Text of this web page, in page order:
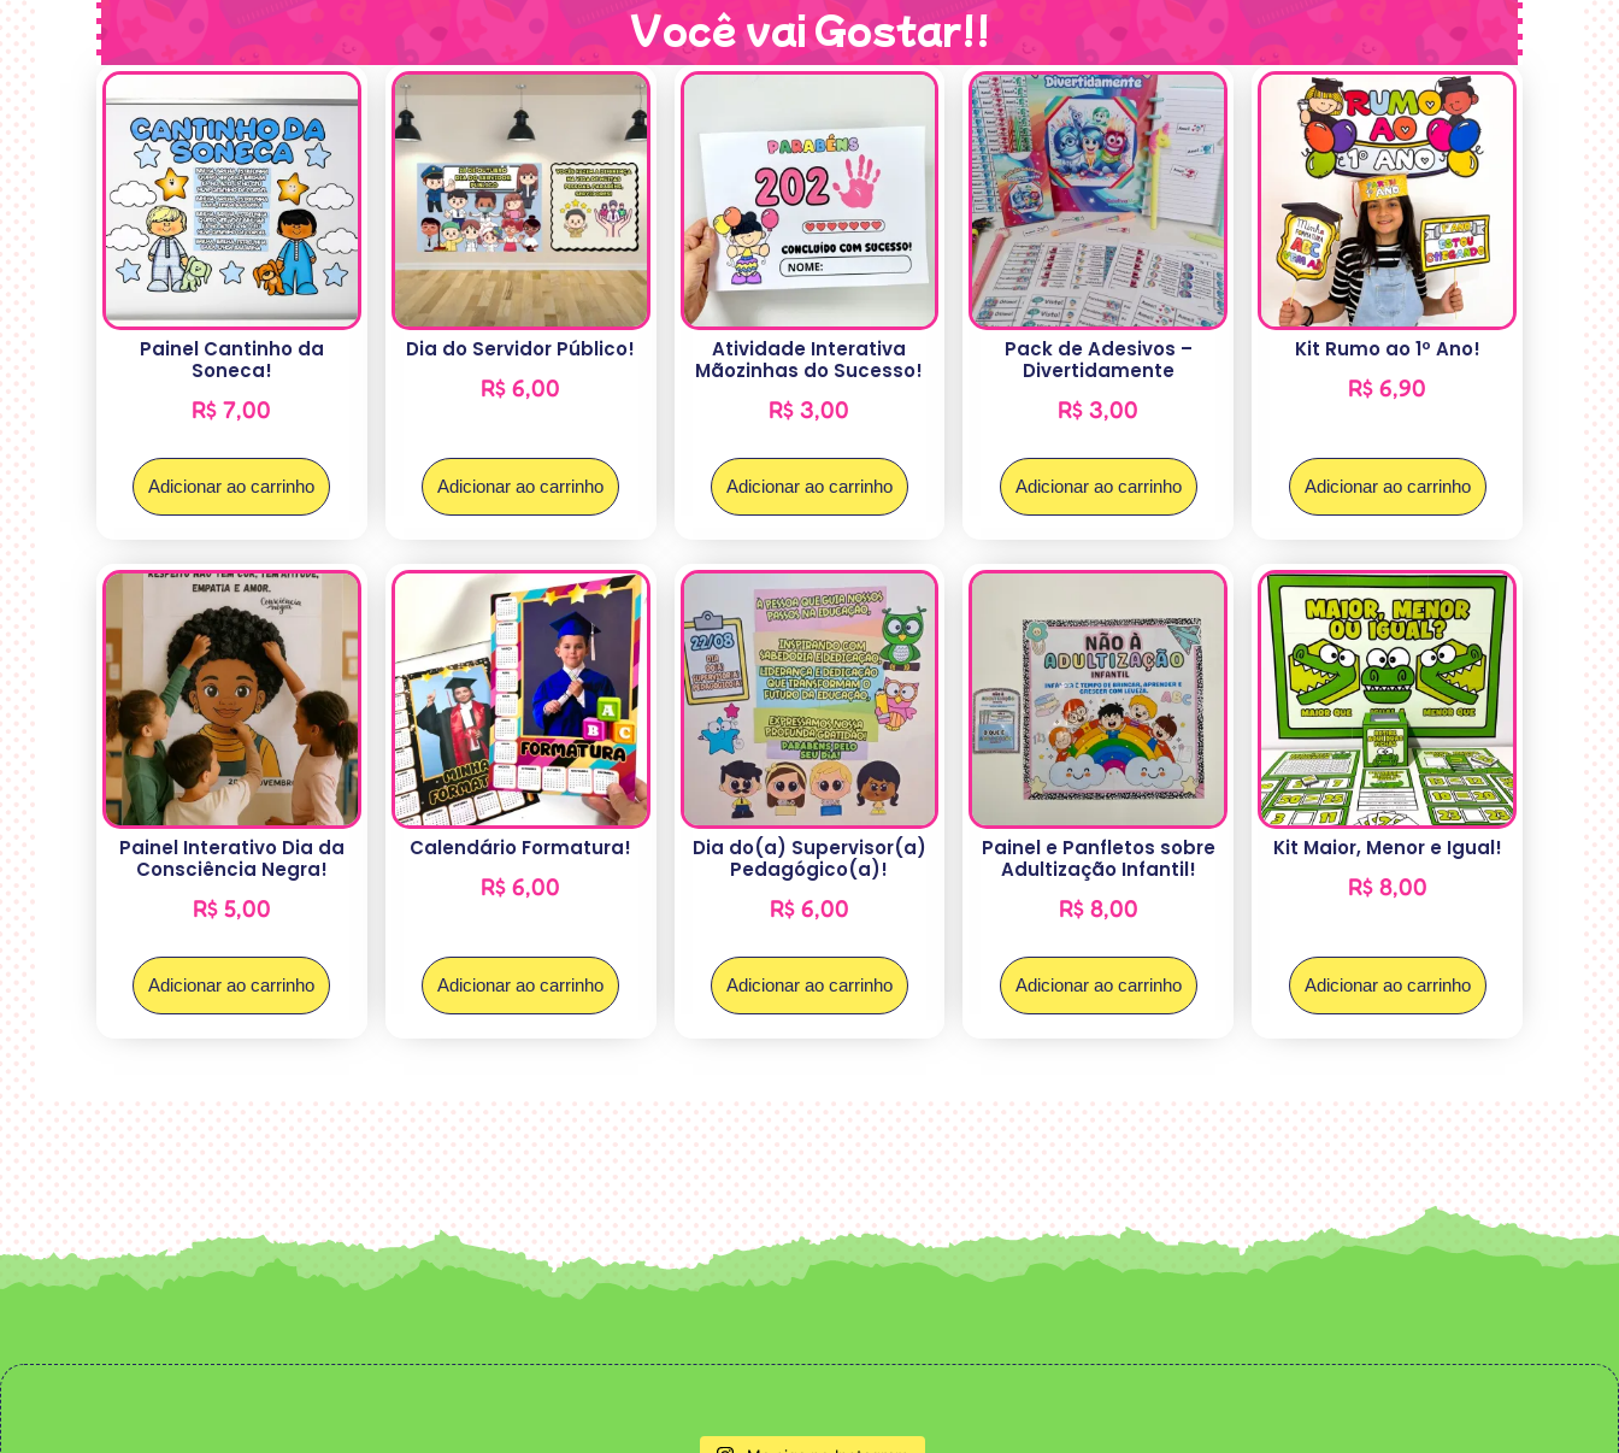
Você vai Gostar!!
Painel Cantinho da
Soneca!
R$ 7,00
Adicionar ao carrinho
Dia do Servidor Público!
R$ 6,00
Adicionar ao carrinho
Atividade Interativa
Mãozinhas do Sucesso!
R$ 3,00
Adicionar ao carrinho
Pack de Adesivos –
Divertidamente
R$ 3,00
Adicionar ao carrinho
Kit Rumo ao 1º Ano!
R$ 6,90
Adicionar ao carrinho
Painel Interativo Dia da
Consciência Negra!
R$5,00
Adicionar ao carrinho
Calendário Formatura!
R$ 6,00
Adicionar ao carrinho
Dia do(a) Supervisor(a)
Pedagógico(a)!
R$6,00
Adicionar ao carrinho
Painel e Panfletos sobre
Adultização Infantil!
R$8,00
Adicionar ao carrinho
Kit Maior, Menor e Igual!
R$8,00
Adicionar ao carrinho